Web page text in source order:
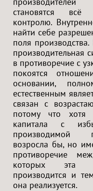
становятся
контролю.
найти себе
поля
производительная
в противоречие с
покоятся
основании,
естественным
связан с
потому что хотя
капитала с
производимой
возросла бы, но
противоречие
которых эта
производится и
она реализуется.